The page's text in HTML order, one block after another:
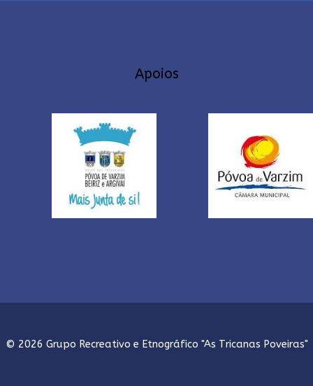
Apoios
© 2026 Grupo Recreativo e Etnográfico "As Tricanas Poveiras"